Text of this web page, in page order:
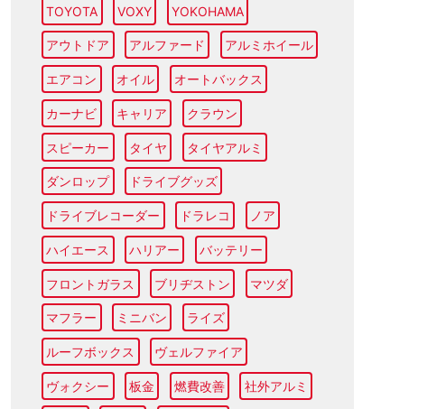
TOYOTA VOXY YOKOHAMA
アウトドア アルファード アルミホイール
エアコン オイル オートバックス
カーナビ キャリア クラウン
スピーカー タイヤ タイヤアルミ
ダンロップ ドライブグッズ
ドライブレコーダー ドラレコ ノア
ハイエース ハリアー バッテリー
フロントガラス ブリヂストン マツダ
マフラー ミニバン ライズ
ルーフボックス ヴェルファイア
ヴォクシー 板金 燃費改善 社外アルミ